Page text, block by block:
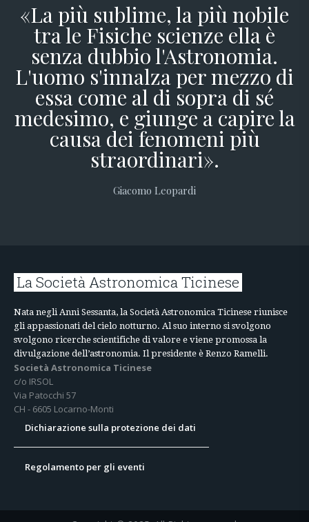
«La più sublime, la più nobile
tra le Fisiche scienze ella è
senza dubbio l'Astronomia.
L'uomo s'innalza per mezzo di
essa come al di sopra di sé
medesimo, e giunge a capire la
causa dei fenomeni più
straordinari».
Giacomo Leopardi
La Società Astronomica Ticinese
Nata negli Anni Sessanta, la Società Astronomica Ticinese riunisce
gli appassionati del cielo notturno. Al suo interno si svolgono
svolgono ricerche scientifiche di valore e viene promossa la
divulgazione dell’astronomia. Il presidente è Renzo Ramelli.
Società Astronomica Ticinese
c/o IRSOL
Via Patocchi 57
CH - 6605 Locarno-Monti
Dichiarazione sulla protezione dei dati
Regolamento per gli eventi